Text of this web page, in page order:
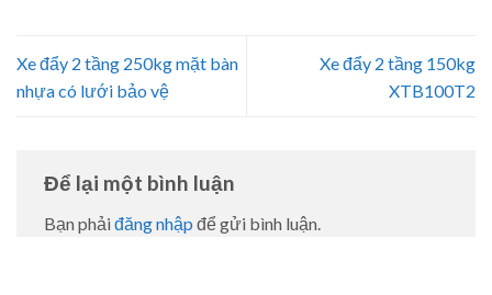
Xe đẩy 2 tầng 250kg mặt bàn
nhựa có lưới bảo vệ
Xe đẩy 2 tầng 150kg
XTB100T2
Để lại một bình luận
Bạn phải đăng nhập để gửi bình luận.